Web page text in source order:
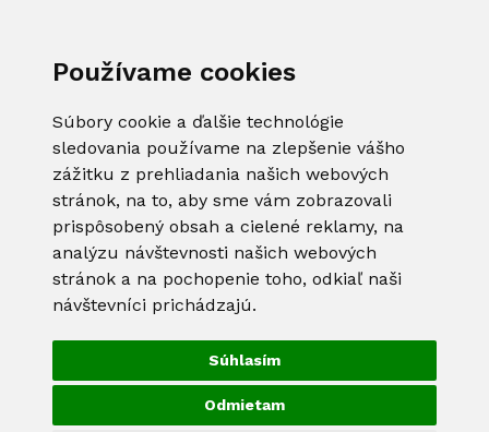
Používame cookies
Súbory cookie a ďalšie technológie
sledovania používame na zlepšenie vášho
zážitku z prehliadania našich webových
stránok, na to, aby sme vám zobrazovali
prispôsobený obsah a cielené reklamy, na
analýzu návštevnosti našich webových
stránok a na pochopenie toho, odkiaľ naši
návštevníci prichádzajú.
Súhlasím
Odmietam